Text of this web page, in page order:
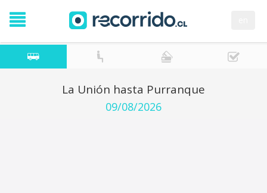
La Unión hasta Purranque
09/08/2026